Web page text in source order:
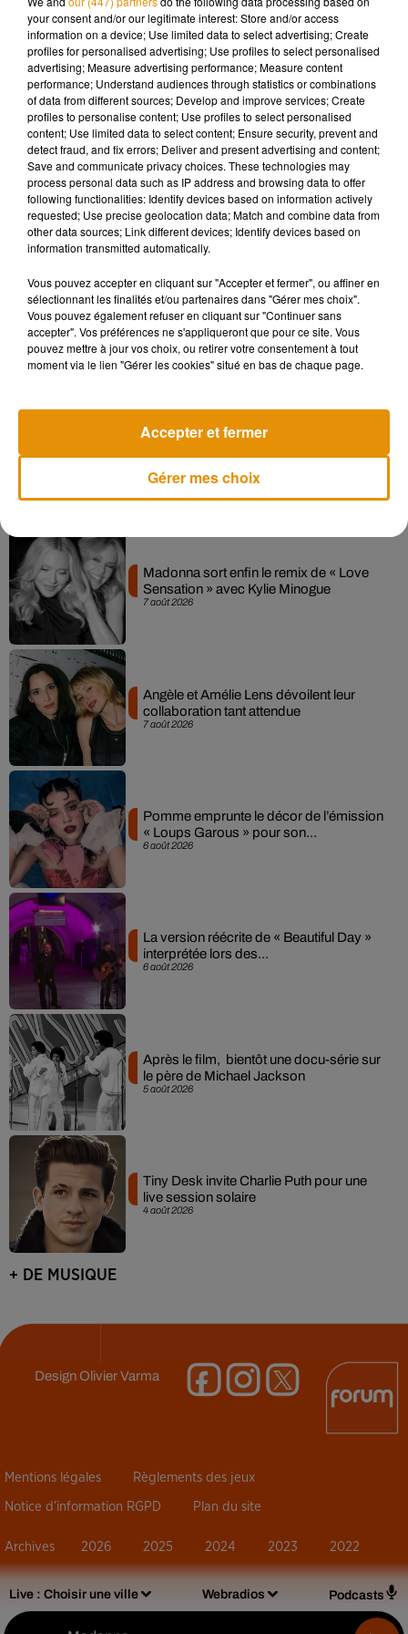
Live : Choisir une ville Webradios Podcasts
monsieur le vice-ministre de l’Environnement» (photo ci-
après).
�aоÂ в меÈке. �омаÈние пиÂом� �9 — не мђсоѬ!
Не слђÇайнос€R, не совпадение, закономеѬнос€R?
Сегодня ѬабоÂниками ѬегопеѬаÂоѬа#-оѬком�&оз
б�9л за�иксиѬован повÂоѬя�}Éийся слђÇай
жесÂокого обѬаÉения с домаÈними живоÂн�9ми. На
линии пѬедсоѬÂиѬовки в связанном меÈке б�9л
обнаѬђжен коÂ.pic.twitter.com/FQlkpEoB6n
2020
�a сÇас€R�}, живоÂное не посÂѬадало, но оÇен�R
напђгано. �xодѬобносÂи: https://t.co/oXaMD7SUmE
pic.twitter.com/yvtnUpNhjx
2020
7 août 2026
Madonna sort enfin le remix de « Love
Sensation » avec Kylie Minogue
7 août 2026
Angèle et Amélie Lens dévoilent leur
collaboration tant attendue
6 août 2026
Pomme emprunte le décor de l’émission
« Loups Garous » pour son...
6 août 2026
La version réécrite de « Beautiful Day »
interprétée lors des...
5 août 2026
Après le film, bientôt une docu-série sur
le père de Michael Jackson
4 août 2026
Tiny Desk invite Charlie Puth pour une
live session solaire
+ DE MUSIQUE
DesignOlivier Varma
Mentions légales Règlements des jeux
Notice d’information RGPD Plan du site
Archives 2026 2025 2024 2023 2022
your consent and/or our legitimate interest: Store and/or access
information on a device; Use limited data to select advertising; Create
profiles for personalised advertising; Use profiles to select personalised
advertising; Measure advertising performance; Measure content
performance; Understand audiences through statistics or combinations
of data from different sources; Develop and improve services; Create
profiles to personalise content; Use profiles to select personalised
content; Use limited data to select content; Ensure security, prevent and
detect fraud, and fix errors; Deliver and present advertising and content;
Save and communicate privacy choices. These technologies may
process personal data such as IP address and browsing data to offer
following functionalities: Identify devices based on information actively
requested; Use precise geolocation data; Match and combine data from
other data sources; Link different devices; Identify devices based on
information transmitted automatically.
Vous pouvez accepter en cliquant sur "Accepter et fermer", ou affiner en
sélectionnant les finalités et/ou partenaires dans "Gérer mes choix".
Vous pouvez également refuser en cliquant sur "Continuer sans
accepter". Vos préférences ne s'appliqueront que pour ce site. Vous
pouvez mettre à jour vos choix, ou retirer votre consentement à tout
moment via le lien "Gérer les cookies" situé en bas de chaque page.
Gérer mes choix
Accepter et fermer